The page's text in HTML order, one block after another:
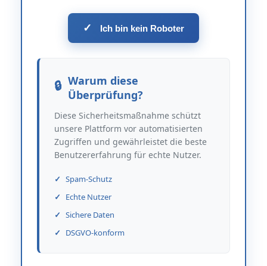
✓ Ich bin kein Roboter
Warum diese
Überprüfung?
Diese Sicherheitsmaßnahme schützt
unsere Plattform vor automatisierten
Zugriffen und gewährleistet die beste
Benutzererfahrung für echte Nutzer.
Spam-Schutz
Echte Nutzer
Sichere Daten
DSGVO-konform